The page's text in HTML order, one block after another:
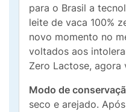
para o Brasil a
leite de vaca 100%
novo momento no
voltados aos
Zero Lactose, agora
Modo de
seco e arejado.